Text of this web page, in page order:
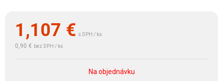
1,107 € s DPH / ks
0,90 € bez DPH / ks
Na objednávku